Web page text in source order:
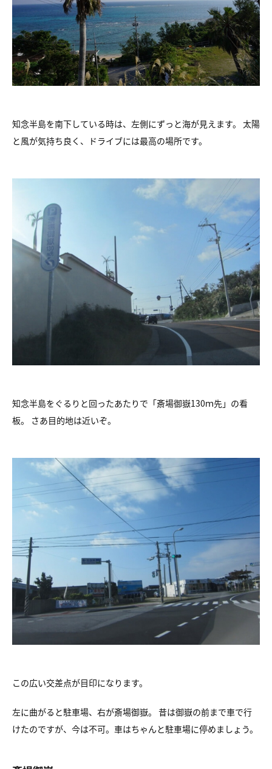
知念半島を南下している時は、左側にずっと海が見えます。 太陽
と風が気持ち良く、ドライブには最高の場所です。
知念半島をぐるりと回ったあたりで「斎場御嶽130ｍ先」の看
板。 さあ目的地は近いぞ。
この広い交差点が目印になります。
左に曲がると駐車場、右が斎場御嶽。 昔は御嶽の前まで車で行
けたのですが、今は不可。車はちゃんと駐車場に停めましょう。